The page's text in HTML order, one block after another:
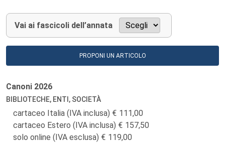
Vai ai fascicoli dell’annata
PROPONI UN ARTICOLO
Canoni 2026
BIBLIOTECHE, ENTI, SOCIETÀ
cartaceo Italia (IVA inclusa)
111,00
cartaceo Estero (IVA inclusa)
157,50
solo online (IVA esclusa)
119,00